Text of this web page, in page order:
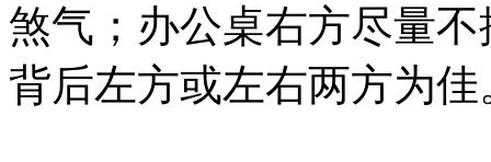
煞气；办公桌右方尽量
背后左方或左右两方为佳